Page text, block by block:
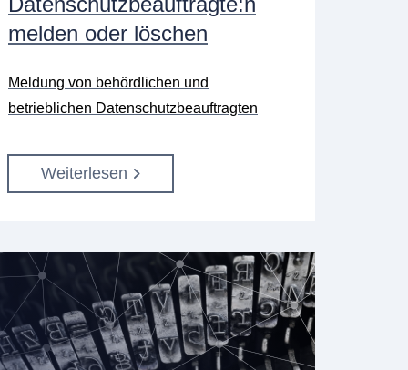
melden oder löschen
Meldung von behördlichen und
betrieblichen Datenschutzbeauftragten
Weiterlesen